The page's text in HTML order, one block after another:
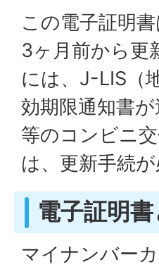
この電子証明
3ヶ月前から更
には、J-LIS（
効期限通知書
等のコンビニ
は、更新手続が
電子証明
マイナンバー